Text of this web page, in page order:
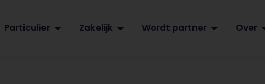
Particulier Zakelijk Wordt partner Over